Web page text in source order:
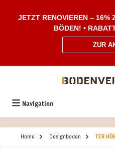
JETZT RENOVIEREN – 16%
BÖDEN! •
ZUR
Navigation
Home Designboden TER